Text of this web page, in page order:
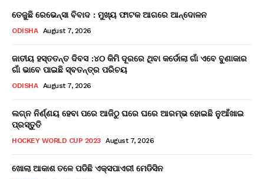
ତେଜୁଛି ରେଭେନ୍ସା ବିବାଦ : ମୁଖ୍ୟ ଫାଟକ ଆଗରେ ଆନ୍ଦୋଳନ
ODISHA August 7, 2026
ଜାତୀୟ ହସ୍ତତନ୍ତ ଦିବସ :୪୦ କିମି ଦୂରରେ ଥିବା କର୍ଡୋଲା ଗାଁ ଏବେ ବୁଣାକାର
ଗାଁ ଭାବେ ପାଇଛି ସ୍ବତନ୍ତ୍ର ପରିଚୟ
ODISHA August 7, 2026
ଲଗ୍ନ ନିର୍ଣ୍ଣୟ ହେବା ପରେ ଆଜିଠୁ ଘରେ ଘରେ ଆରମ୍ଭ ହୋଇଛି ନୁଆଁଖାଇ
ପ୍ରସ୍ତୁତି
HOCKEY WORLD CUP 2023 August 7, 2026
ଖୋଲା ଆକାଶ ତଳେ ପଡିଛି ଏକ୍ସପାଏରୀ ମେଡିସିନ